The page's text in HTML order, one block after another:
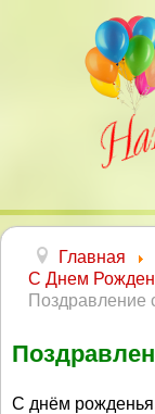
Главная
С Днем
Поздравление
С днём